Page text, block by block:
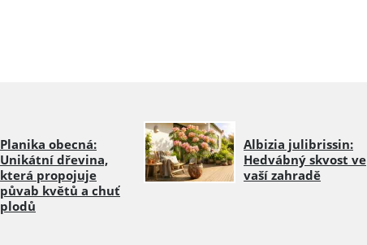
Planika obecná:
Unikátní dřevina,
která propojuje
půvab květů a chuť
plodů
Albizia julibrissin:
Hedvábný skvost ve
vaší zahradě